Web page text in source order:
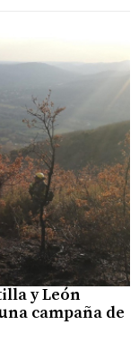
y León
campaña de